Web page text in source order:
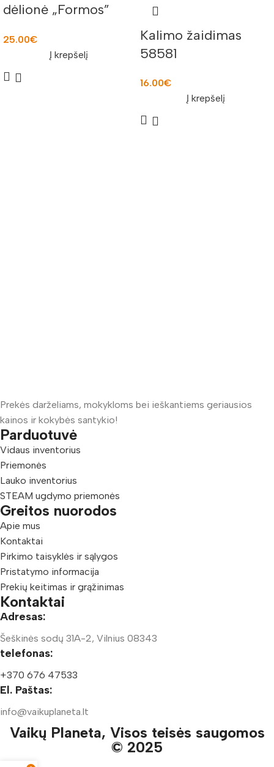
dėlionė „Formos”
25.00€
Į krepšelį
Kalimo žaidimas
58581
16.00€
Į krepšelį
Prekės darželiams, mokykloms bei ieškantiems geriausios
kainos ir kokybės santykio!
Parduotuvė
Vidaus inventorius
Priemonės
Lauko inventorius
STEAM ugdymo priemonės
Greitos nuorodos
Apie mus
Kontaktai
Pirkimo taisyklės ir sąlygos
Pristatymo informacija
Prekių keitimas ir grąžinimas
Kontaktai
Adresas:
Šeškinės sodų 31A-2, Vilnius 08343
telefonas:
+370 676 47533
El. Paštas:
info@vaikuplaneta.lt
Vaikų Planeta, Visos teisės saugomos
© 2025